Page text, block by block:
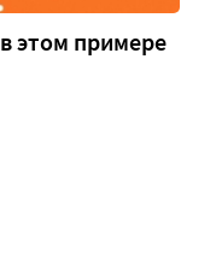
этом примере